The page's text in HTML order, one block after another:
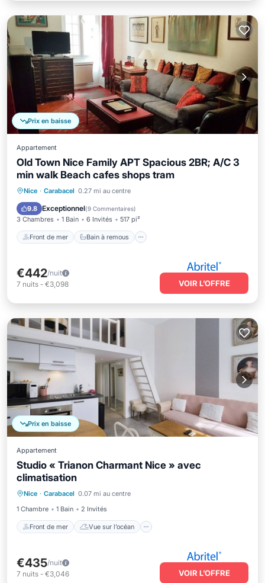
Prix en baisse
Appartement
Old Town Nice Family APT Spacious 2BR; A/C 3
min walk Beach cafes shops tram
Nice · Carabacel 0.27 mi au centre
9.8 Exceptionnel(9 Commentaires)
3 Chambres 1 Bain 6 Invités 517 pi²
Front de mer Bain à remous
Front de mer Bain à remous
Vue sur l’océan
€442/nuit
7 nuits - €3,098 VOIR L’OFFRE
Prix en baisse
Appartement
Studio « Trianon Charmant Nice » avec
climatisation
Nice · Carabacel 0.07 mi au centre
1 Chambre
1 Bain 2 Invités
Front de mer Vue sur l’océan
Front de mer
Cuisine
€435/nuit
7 nuits - €3,046 VOIR L’OFFRE